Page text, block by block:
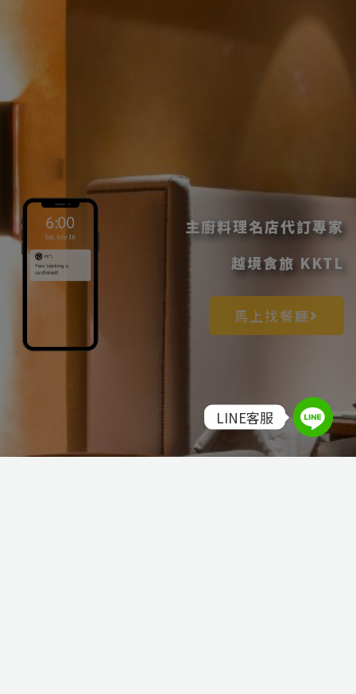
主廚料理名店代訂專家
越境食旅 KKTL
馬上找餐廳
LINE客服